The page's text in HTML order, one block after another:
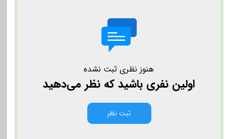
هنوز نظری ثبت نشده
اولین نفری باشید که نظر می‌دهید
ثبت نظر